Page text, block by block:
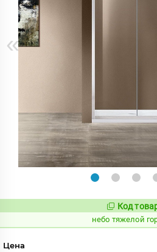
«
Код
небо тяжелой
Цена